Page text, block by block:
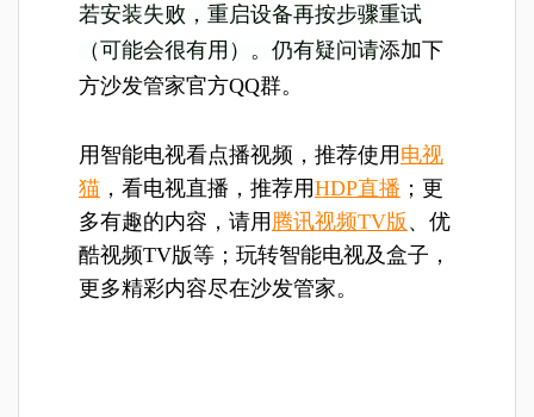
若安装失败，重启设备再按步骤重试
（可能会很有用）。仍有疑问请添加下
方沙发管家官方QQ群。
用智能电视看点播视频，推荐使用 电视
猫 ，看电视直播，推荐用HDP直播 ；更
多有趣的内容，请用 腾讯视频TV版 、优
酷视频TV版等；玩转智能电视及盒子，
更多精彩内容尽在沙发管家。